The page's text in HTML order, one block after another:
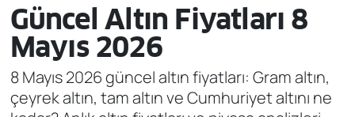
Güncel Altın Fiyatları 8
Mayıs 2026
8 Mayıs 2026 güncel altın fiyatları: Gram altın,
çeyrek altın, tam altın ve Cumhuriyet altını ne
Asayiş
Bilim ve Teknoloji
Bölge
Tüm Manşetler
Son Dakika Haberleri
Haber Arşivi